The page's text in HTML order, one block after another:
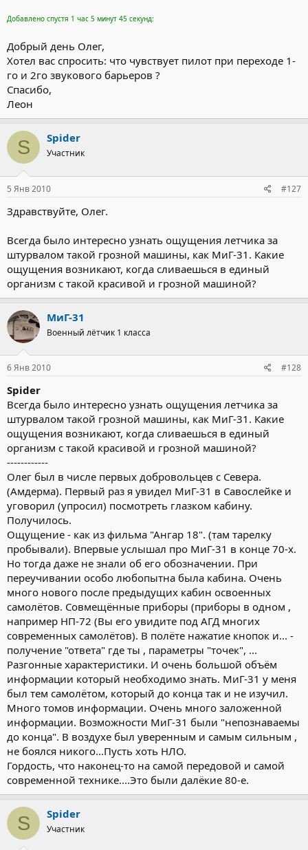
Добавлено спустя 1 час 5 минут 45 секунд:
Добрый день Олег,
Хотел вас спросить: что чувствует пилот при переходе 1-
го и 2го звукового барьеров ?
Спасибо,
Леон
S Spider
Участник
5 Янв 2010 #127
Здравствуйте, Олег.
Всегда было интересно узнать ощущения летчика за
штурвалом такой грозной машины, как МиГ-31. Какие
ощущения возникают, когда сливаешься в единый
организм с такой красивой и грозной машиной?
МиГ-31
Военный лётчик 1 класса
6 Янв 2010 #128
Spider
Всегда было интересно узнать ощущения летчика за
штурвалом такой грозной машины, как МиГ-31. Какие
ощущения возникают, когда сливаешься в единый
организм с такой красивой и грозной машиной?
------------
Олег был в числе первых добровольцев с Севера.
(Амдерма). Первый раз я увидел МиГ-31 в Савослейке и
уговорил (упросил) посмотреть глазком кабину.
Получилось.
Ощущение - как из фильма "Ангар 18". (там тарелку
пробывали). Впервые услышал про МиГ-31 в конце 70-х.
Но тогда даже не знали об его обозначении. При
переучивании особо любопытна была кабина. Очень
много нового после предыдущих кабин освоенных
самолётов. Совмещённые приборы (приборы в одном ,
например НП-72 (Вы его увидите под АГД многих
современных самолётов). В полёте нажатие кнопок и... -
получение "ответа" где ты , параметры "точек", ...
Разгонные характеристики. И очень большой объём
информации который необходимо знать. МиГ-31 у меня
был тем самолётом, который до конца так и не изучил.
Много томов информации. Очень много заложенной
информации. Возможности МиГ-31 были "непознаваемы
до конца". В воздухе был уверенным и самым сильным ,
не боялся никого...Пусть хоть НЛО.
Гордость, что наконец-то на самой передовой и самой
современной технике....Это были далёкие 80-е.
S Spider
Участник